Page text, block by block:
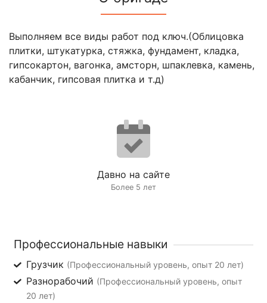
Выполняем все виды работ под ключ.(Облицовка
плитки, штукатурка, стяжка, фундамент, кладка,
гипсокартон, вагонка, амсторн, шпаклевка, камень,
кабанчик, гипсовая плитка и т.д)
Давно на сайте
Более 5 лет
Профессиональные навыки
Грузчик (Профессиональный уровень, опыт 20 лет)
Разнорабочий (Профессиональный уровень, опыт
20 лет)